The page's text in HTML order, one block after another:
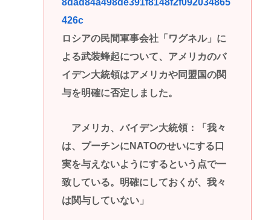
426c
ロシアの民間軍事会社「ワグネル」に
よる武装蜂起について、アメリカのバ
イデン大統領はアメリカや同盟国の関
与を明確に否定しました。
アメリカ、バイデン大統領：「我々
は、プーチンにNATOのせいにする口
実を与えないようにするという点で一
致している。明確にしておくが、我々
は関与していない」